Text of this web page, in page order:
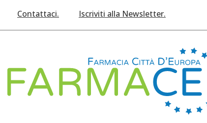
principale
Contattaci. Iscriviti alla Newsletter.